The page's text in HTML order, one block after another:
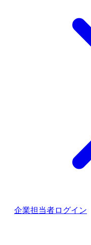
企業担当者ログイン